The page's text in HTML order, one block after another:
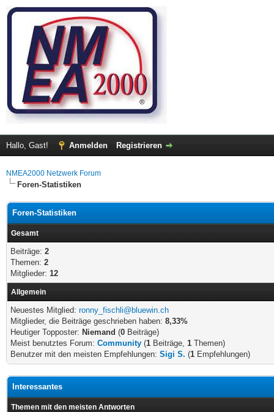
Hallo, Gast! Anmelden Registrieren
NMEA2000 Netzwerk Forum
Foren-Statistiken
Foren-Statistiken
Gesamt
Beiträge: 2
Themen: 2
Mitglieder: 12
Allgemein
Neuestes Mitglied: ronny_fischli@bluewin.ch
Mitglieder, die Beiträge geschrieben haben: 8,33%
Heutiger Topposter: Niemand (0 Beiträge)
Meist benutztes Forum: Community (1 Beiträge, 1 Themen)
Benutzer mit den meisten Empfehlungen: Sigi S. (1 Empfehlungen)
Interessantes
Themen mit den meisten Antworten